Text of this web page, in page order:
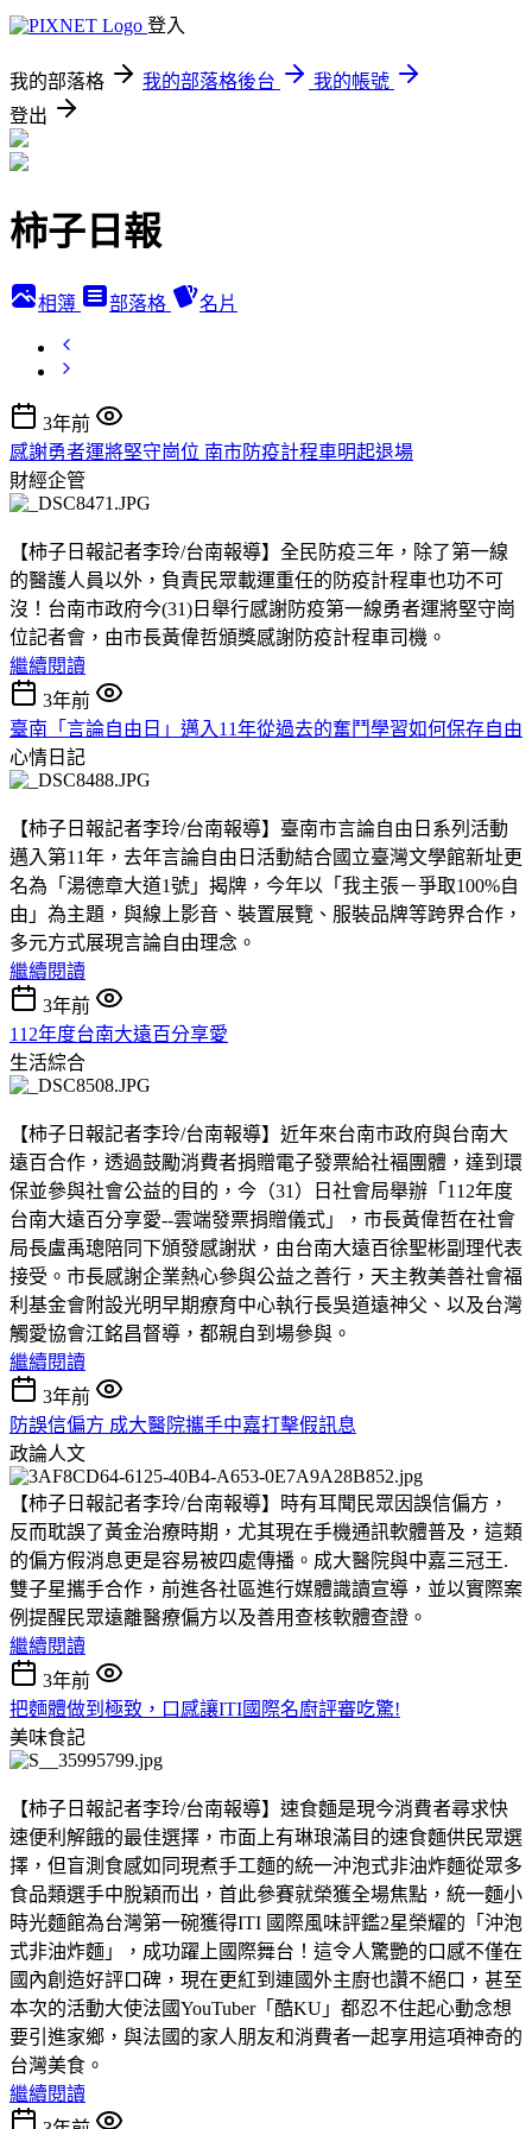
登入
我的部落格 我的部落格後台
我的帳號
登出
柿子日報
相簿 部落格 名片
3年前
感謝勇者運將堅守崗位 南市防疫計程車明起退場
財經企管
【柿子日報記者李玲/台南報導】全民防疫三年，除了第一線
的醫護人員以外，負責民眾載運重任的防疫計程車也功不可
沒！台南市政府今(31)日舉行感謝防疫第一線勇者運將堅守崗
位記者會，由市長黃偉哲頒獎感謝防疫計程車司機。
繼續閱讀
3年前
臺南「言論自由日」邁入11年從過去的奮鬥學習如何保存自由
心情日記
【柿子日報記者李玲/台南報導】臺南市言論自由日系列活動
邁入第11年，去年言論自由日活動結合國立臺灣文學館新址更
名為「湯德章大道1號」揭牌，今年以「我主張－爭取100%自
由」為主題，與線上影音、裝置展覽、服裝品牌等跨界合作，
多元方式展現言論自由理念。
繼續閱讀
3年前
112年度台南大遠百分享愛
生活綜合
【柿子日報記者李玲/台南報導】近年來台南市政府與台南大
遠百合作，透過鼓勵消費者捐贈電子發票給社褔團體，達到環
保並參與社會公益的目的，今（31）日社會局舉辦「112年度
台南大遠百分享愛--雲端發票捐贈儀式」，市長黃偉哲在社會
局長盧禹璁陪同下頒發感謝狀，由台南大遠百徐聖彬副理代表
接受。市長感謝企業熱心參與公益之善行，天主教美善社會福
利基金會附設光明早期療育中心執行長吳道遠神父、以及台灣
觸愛協會江銘昌督導，都親自到場參與。
繼續閱讀
3年前
防誤信偏方 成大醫院攜手中嘉打擊假訊息
政論人文
【柿子日報記者李玲/台南報導】時有耳聞民眾因誤信偏方，
反而耽誤了黃金治療時期，尤其現在手機通訊軟體普及，這類
的偏方假消息更是容易被四處傳播。成大醫院與中嘉三冠王.
雙子星攜手合作，前進各社區進行媒體識讀宣導，並以實際案
例提醒民眾遠離醫療偏方以及善用查核軟體查證。
繼續閱讀
3年前
把麵體做到極致，口感讓ITI國際名廚評審吃驚!
美味食記
【柿子日報記者李玲/台南報導】速食麵是現今消費者尋求快
速便利解餓的最佳選擇，市面上有琳琅滿目的速食麵供民眾選
擇，但盲測食感如同現煮手工麵的統一沖泡式非油炸麵從眾多
食品類選手中脫穎而出，首此參賽就榮獲全場焦點，統一麵小
時光麵館為台灣第一碗獲得ITI 國際風味評鑑2星榮耀的「沖泡
式非油炸麵」，成功躍上國際舞台！這令人驚艷的口感不僅在
國內創造好評口碑，現在更紅到連國外主廚也讚不絕口，甚至
本次的活動大使法國YouTuber「酷KU」都忍不住起心動念想
要引進家鄉，與法國的家人朋友和消費者一起享用這項神奇的
台灣美食。
繼續閱讀